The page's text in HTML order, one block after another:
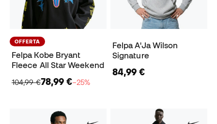
OFFERTA
Felpa Kobe Bryant
Fleece All Star Weekend
104,99 €78,99 €−25%
Felpa A'Ja Wilson
Signature
84,99 €